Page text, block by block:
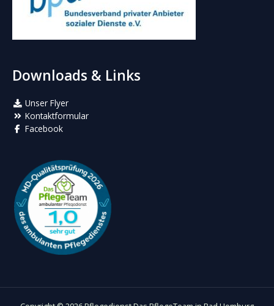
Downloads & Links
Unser Flyer
Kontaktformular
Facebook